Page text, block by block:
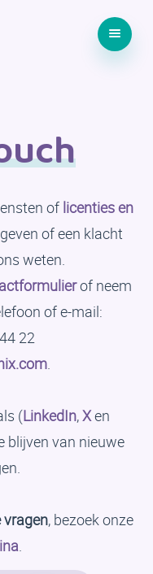
of licenties en
of een klacht
weten.
of neem
of e-mail:
22
.
(LinkedIn,Xen
blijven van nieuwe
, bezoek onze
.